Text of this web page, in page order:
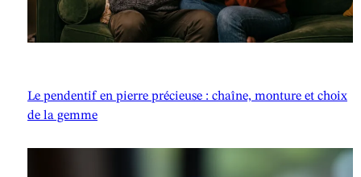
Le pendentif en pierre précieuse : chaîne, monture et choix
de la gemme